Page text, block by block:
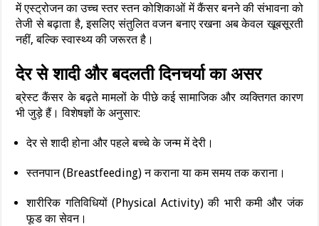
में एस्ट्रोजन का उच्च स्तर स्तन कोशिकाओं में कैंसर बनने की संभावना को
तेजी से बढ़ाता है, इसलिए संतुलित वजन बनाए रखना अब केवल खूबसूरती
नहीं, बल्कि स्वास्थ्य की जरूरत है।
देर से शादी और बदलती दिनचर्या का असर
ब्रेस्ट कैंसर के बढ़ते मामलों के पीछे कई सामाजिक और व्यक्तिगत कारण
भी जुड़े हैं। विशेषज्ञों के अनुसार:
देर से शादी होना और पहले बच्चे के जन्म में देरी।
स्तनपान (Breastfeeding) न कराना या कम समय तक कराना।
शारीरिक गतिविधियों (Physical Activity) की भारी कमी और जंक
फूड का सेवन।